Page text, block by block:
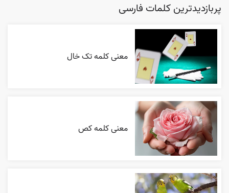
پربازدیدترین کلمات فارسی
معنی کلمه تک خال
معنی کلمه کص